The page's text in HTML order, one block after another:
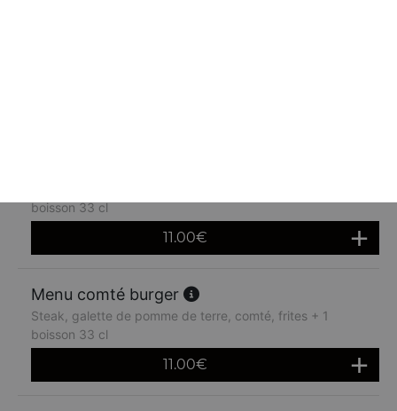
boisson 33 cl
11.00€
Menu comté burger
Steak, galette de pomme de terre, comté, frites + 1
boisson 33 cl
11.00€